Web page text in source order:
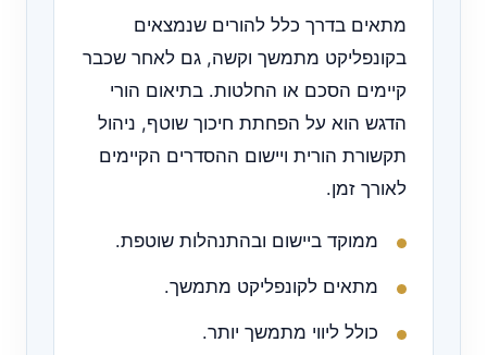
מתאים בדרך כלל להורים שנמצאים
בקונפליקט מתמשך וקשה, גם לאחר שכבר
קיימים הסכם או החלטות. בתיאום הורי
הדגש הוא על הפחתת חיכוך שוטף, ניהול
תקשורת הורית ויישום ההסדרים הקיימים
לאורך זמן.
ממוקד ביישום ובהתנהלות שוטפת.
מתאים לקונפליקט מתמשך.
כולל ליווי מתמשך יותר.